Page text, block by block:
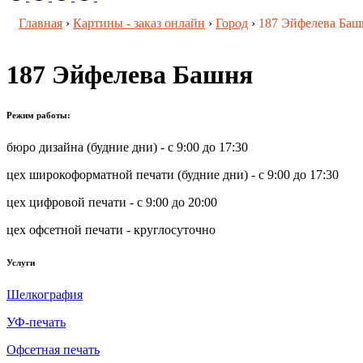
Главная › Картины - заказ онлайн › Город › 187 Эйфелева
187 Эйфелева Башня
Режим работы:
бюро дизайна (будние дни) - с 9:00 до 17:30
цех широкоформатной печати (будние дни) - с 9:00 до 17:30
цех цифровой печати - с 9:00 до 20:00
цех офсетной печати - круглосуточно
Услуги
Шелкография
УФ-печать
Офсетная печать